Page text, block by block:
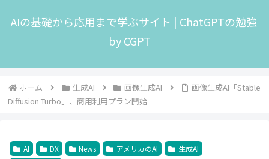
AIの基礎から応用まで学ぶサイト | ChatGPTの勉強
by CGPT
ホーム 生成AI 画像生成AI
画像生成AI「Stable
Diffusion Turbo」、商用利用プラン開始
AI DX News アメリカのAI
生成AI